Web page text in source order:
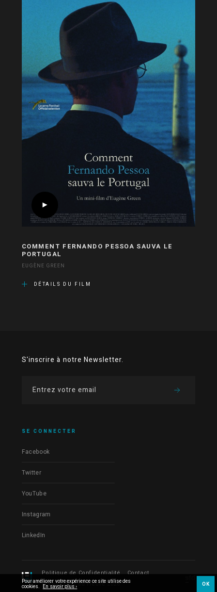
COMMENT FERNANDO PESSOA SAUVA LE
PORTUGAL
EUGÈNE GREEN
DÉTAILS DU FILM
S'inscrire à notre Newsletter.
SE CONNECTER
Facebook
Twitter
YouTube
Instagram
LinkedIn
Politique de Confidentialité
Contact
© Les Films du Fleuve 2026
Pour améliorer votre expérience ce site utilise des
cookies. En savoir plus › OK